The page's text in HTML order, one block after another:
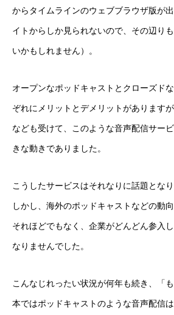
からタイムラインのウェブブラウザ版が
イトからしか見られないので、その辺り
いかもしれません）。
オープンなポッドキャストとクローズド
ぞれにメリットとデメリットがあります
なども受けて、このような音声配信サー
きな動きでありました。
こうしたサービスはそれなりに話題とな
しかし、海外のポッドキャストなどの動
それほどでもなく、企業がどんどん参入
なりませんでした。
こんなじれったい状況が何年も続き、「
本ではポッドキャストのような音声配信